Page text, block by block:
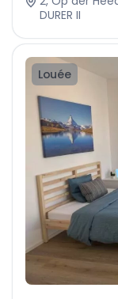
DURER II
Louée